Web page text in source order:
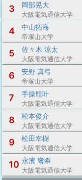
3 岡部晃大
大阪電気通信大学
4 中山拓海
帝塚山大学
5 佐々木 涼太
大阪電気通信大学
6 安野 真弓
帝塚山大学
7 手操龍叶
大阪電気通信大学
8 松本俊介
大阪電気通信大学
9 松田幸樹
大阪電気通信大学
10 永濱 響希
大阪電気通信大学